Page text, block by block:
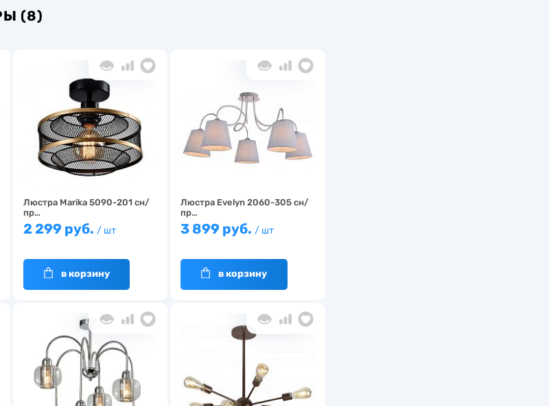
(8)
Люстра Marika 5090-201 сн/
пр…
2 299 руб. / шт
в корзину
Люстра Evelyn 2060-305 сн/
пр…
3 899 руб. / шт
в корзину